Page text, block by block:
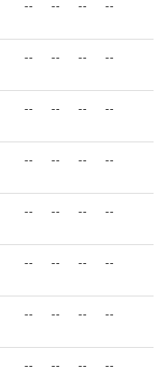
-- -- -- --
-- -- -- --
-- -- -- --
-- -- -- --
-- -- -- --
-- -- -- --
-- -- -- --
-- -- -- --